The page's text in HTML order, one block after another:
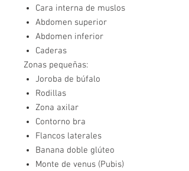
Cara interna de muslos
Abdomen superior
Abdomen inferior
Caderas
Zonas pequeñas:
Joroba de búfalo
Rodillas
Zona axilar
Contorno bra
Flancos laterales
Banana doble glúteo
Monte de venus (Pubis)